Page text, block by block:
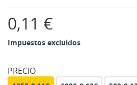
0,11 €
Impuestos excluidos
PRECIO